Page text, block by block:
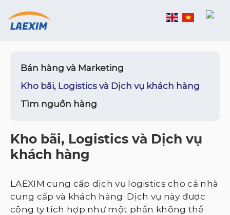
to
content
Bán hàng và Marketing
Kho bãi, Logistics và Dịch vụ khách hàng
Tìm nguồn hàng
Kho bãi, Logistics và Dịch vụ
khách hàng
LAEXIM cung cấp dịch vụ logistics cho cả nhà
cung cấp và khách hàng. Dịch vụ này được
công ty tích hợp như một phần không thể